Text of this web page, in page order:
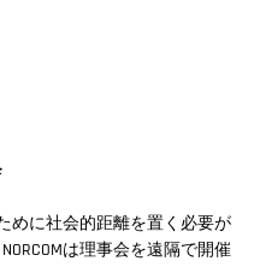
めに社会的距離を置く必要が
は理事会を遠隔で開催